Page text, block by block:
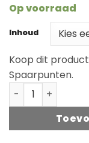
Op voorraad
Inhoud
Koop dit
Spaarpunten.
Rubio